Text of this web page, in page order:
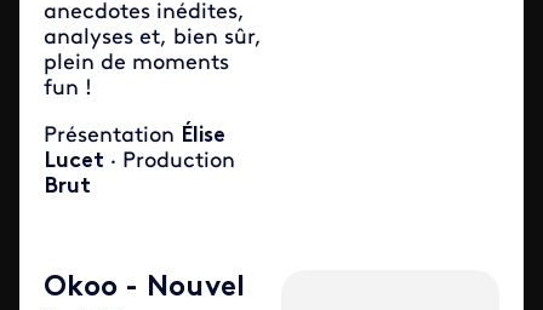
anecdotes inédites,
analyses et, bien sûr,
plein de moments
fun !
Présentation Élise
Lucet · Production
Brut
Okoo - Nouvel